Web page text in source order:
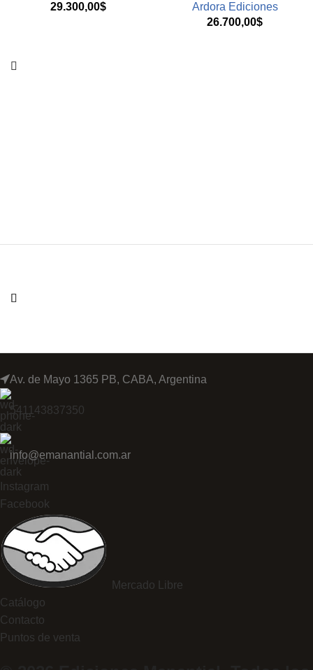
29.300,00$
Ardora Ediciones
26.700,00$
Av. de Mayo 1365 PB, CABA, Argentina
541143837350
info@emanantial.com.ar
Instagram
Facebook
Mercado Libre
Catálogo
Contacto
Puntos de venta